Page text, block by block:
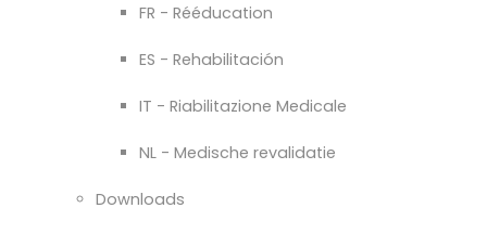
FR - Rééducation
ES - Rehabilitación
IT - Riabilitazione Medicale
NL - Medische revalidatie
Downloads